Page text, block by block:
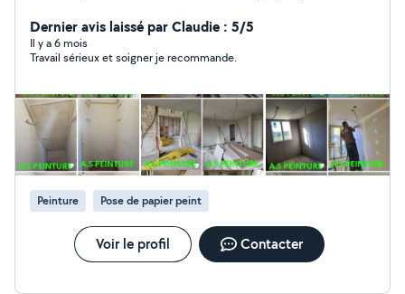
potail , volets, ravalement de façade... revêtement de
sol pvc , moquette, parquet, vitrification de parquet ,
entretien de jardin, pose de faïence, de travertin,
Dernier avis laissé par Claudie : 5/5
Il y a 6 mois
Travail sérieux et soigner je recommande.
Peinture Pose de papier peint
Voir le profil Contacter